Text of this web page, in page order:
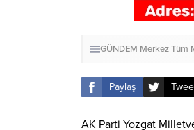
GÜNDEM MerkezTüm
Paylaş
AK Parti Yozgat